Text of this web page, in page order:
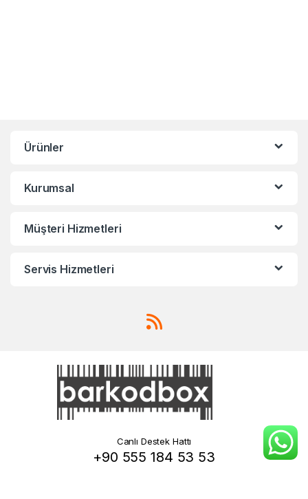
Ürünler
Kurumsal
Müşteri Hizmetleri
Servis Hizmetleri
Canlı Destek Hattı
+90 555 184 53 53